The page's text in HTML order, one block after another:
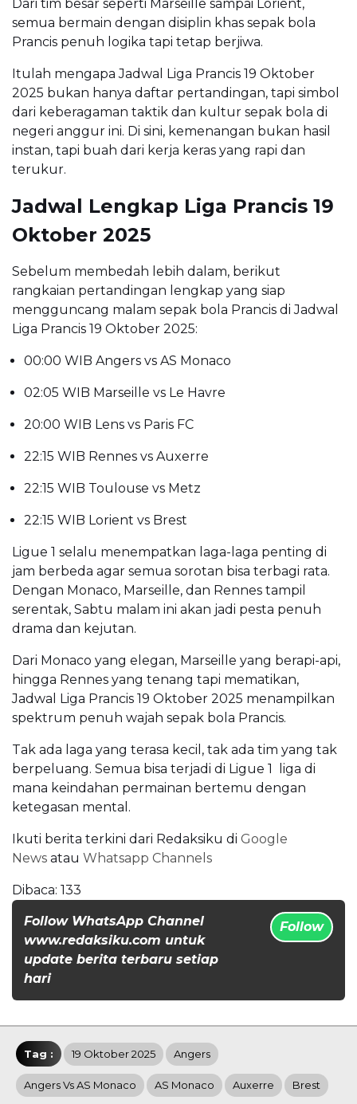
Dari tim besar seperti Marseille sampai Lorient,
semua bermain dengan disiplin khas sepak bola
Prancis penuh logika tapi tetap berjiwa.
Itulah mengapa Jadwal Liga Prancis 19 Oktober
2025 bukan hanya daftar pertandingan, tapi simbol
dari keberagaman taktik dan kultur sepak bola di
negeri anggur ini. Di sini, kemenangan bukan hasil
instan, tapi buah dari kerja keras yang rapi dan
terukur.
Jadwal Lengkap Liga Prancis 19
Oktober 2025
Sebelum membedah lebih dalam, berikut
rangkaian pertandingan lengkap yang siap
mengguncang malam sepak bola Prancis di Jadwal
Liga Prancis 19 Oktober 2025:
00:00 WIB Angers vs AS Monaco
02:05 WIB Marseille vs Le Havre
20:00 WIB Lens vs Paris FC
22:15 WIB Rennes vs Auxerre
22:15 WIB Toulouse vs Metz
22:15 WIB Lorient vs Brest
Ligue 1 selalu menempatkan laga-laga penting di
jam berbeda agar semua sorotan bisa terbagi rata.
Dengan Monaco, Marseille, dan Rennes tampil
serentak, Sabtu malam ini akan jadi pesta penuh
drama dan kejutan.
Dari Monaco yang elegan, Marseille yang berapi-api,
hingga Rennes yang tenang tapi mematikan,
Jadwal Liga Prancis 19 Oktober 2025 menampilkan
spektrum penuh wajah sepak bola Prancis.
Tak ada laga yang terasa kecil, tak ada tim yang tak
berpeluang. Semua bisa terjadi di Ligue 1 liga di
mana keindahan permainan bertemu dengan
ketegasan mental.
Ikuti berita terkini dari Redaksiku di Google
News atau Whatsapp Channels
Dibaca: 133
Follow WhatsApp Channel
www.redaksiku.com untuk
update berita terbaru setiap
hari
Follow
Tag : 19 Oktober 2025 Angers
Angers Vs AS Monaco AS Monaco Auxerre Brest